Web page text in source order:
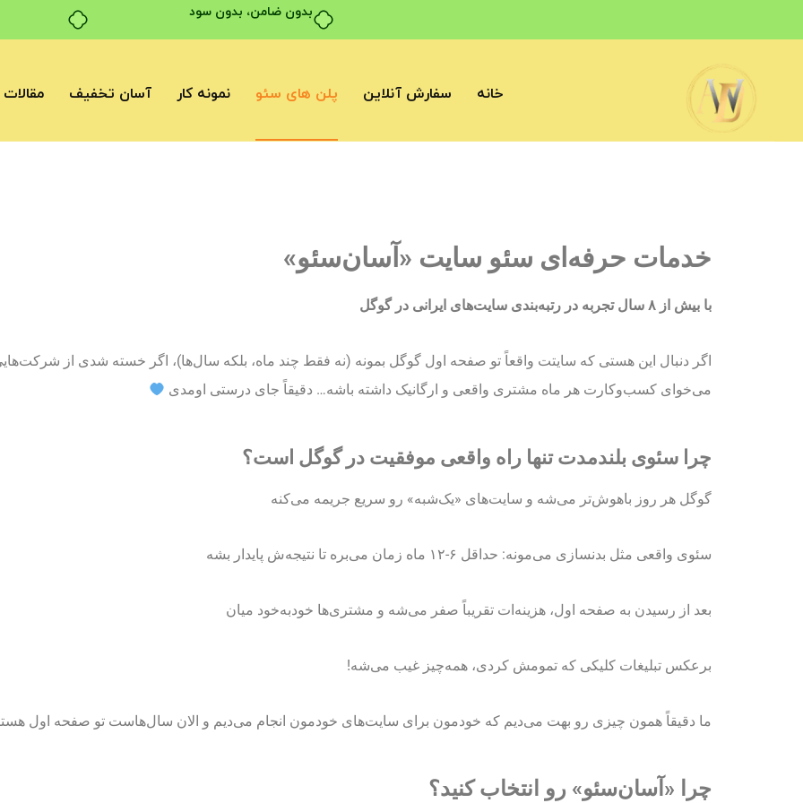
بدون ضامن، بدون سود
خانه سفارش آنلاین پلن های سئو نمونه کار آسان تخفیف مقالات
خدمات حرفه‌ای سئو سایت «آسان‌سئو»
با بیش از ۸ سال تجربه در رتبه‌بندی سایت‌های ایرانی در گوگل
اگر دنبال این هستی که سایتت واقعاً تو صفحه اول گوگل بمونه (نه فقط چند ماه، بلکه سال‌ها)، اگر خسته شدی از
می‌خوای کسب‌وکارت هر ماه مشتری واقعی و ارگانیک داشته باشه… دقیقاً جای درستی اومدی
چرا سئوی بلندمدت تنها راه واقعی موفقیت در گوگل است؟
گوگل هر روز باهوش‌تر می‌شه و سایت‌های «یک‌شبه» رو سریع جریمه می‌کنه
سئوی واقعی مثل بدنسازی می‌مونه: حداقل ۶-۱۲ ماه زمان می‌بره تا نتیجه‌ش پایدار بشه
بعد از رسیدن به صفحه اول، هزینه‌ات تقریباً صفر می‌شه و مشتری‌ها خودبه‌خود میان
برعکس تبلیغات کلیکی که تمومش کردی، همه‌چیز غیب می‌شه!
ما دقیقاً همون چیزی رو بهت می‌دیم که خودمون برای سایت‌های خودمون انجام می‌دیم و الان سال‌هاست تو صفحه اول
چرا «آسان‌سئو» رو انتخاب کنید؟